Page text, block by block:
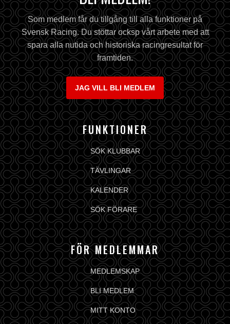
Som medlem får du tillgång till alla funktioner på
Svensk Racing. Du stöttar ocksp vårt arbete med att
spara alla nutida och historiska racingresultat för
framtiden.
JAG VILL BLI MEDLEM
FUNKTIONER
SÖK KLUBBAR
TÄVLINGAR
KALENDER
SÖK FÖRARE
FÖR MEDLEMMAR
MEDLEMSKAP
BLI MEDLEM
MITT KONTO